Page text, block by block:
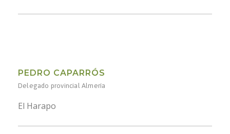
PEDRO CAPARRÓS
Delegado provincial Almería
El Harapo